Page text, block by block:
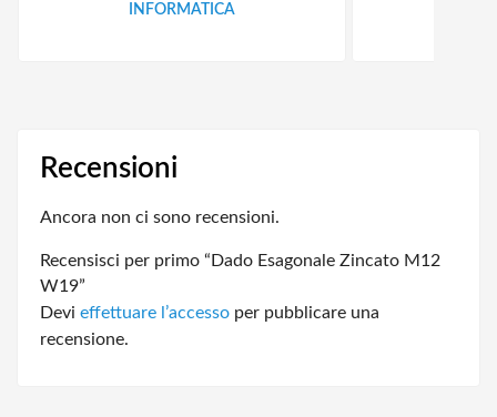
INFORMATICA
Recensioni
Ancora non ci sono recensioni.
Recensisci per primo “Dado Esagonale Zincato M12
W19”
Devi effettuare l’accesso per pubblicare una
recensione.